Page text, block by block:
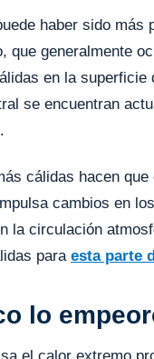
haber sido
que generalmente
en la
se encuentran
cálidas hacen
cambios en
la circulación
para esta parte
lo